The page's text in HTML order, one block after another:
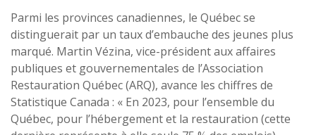
Parmi les provinces canadiennes, le Québec se
distinguerait par un taux d’embauche des jeunes plus
marqué. Martin Vézina, vice-président aux affaires
publiques et gouvernementales de l’Association
Restauration Québec (ARQ), avance les chiffres de
Statistique Canada : « En 2023, pour l’ensemble du
Québec, pour l’hébergement et la restauration (cette